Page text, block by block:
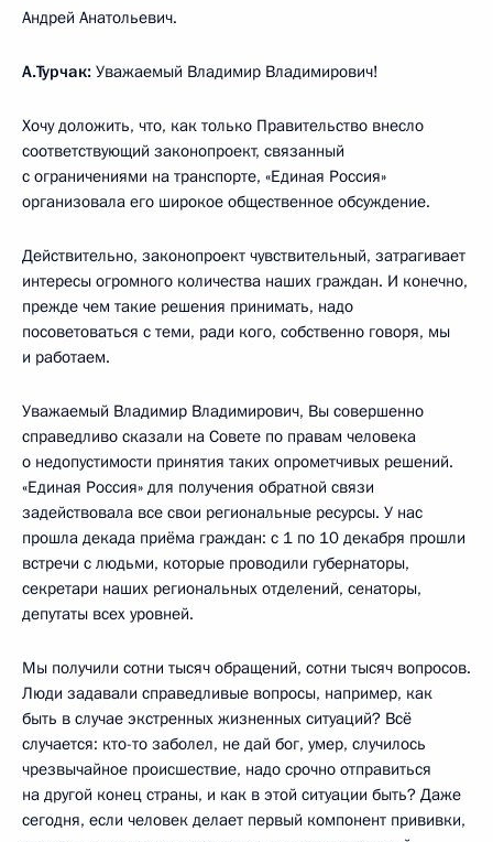
Андрей Анатольевич.
А.Турчак: Уважаемый Владимир Владимирович!
Хочу доложить, что, как только Правительство внесло
соответствующий законопроект, связанный
с ограничениями на транспорте, «Единая Россия»
организовала его широкое общественное обсуждение.
Действительно, законопроект чувствительный, затрагивает
интересы огромного количества наших граждан. И конечно,
прежде чем такие решения принимать, надо
посоветоваться с теми, ради кого, собственно говоря, мы
и работаем.
Уважаемый Владимир Владимирович, Вы совершенно
справедливо сказали на Совете по правам человека
о недопустимости принятия таких опрометчивых решений.
«Единая Россия» для получения обратной связи
задействовала все свои региональные ресурсы. У нас
прошла декада приёма граждан: с 1 по 10 декабря прошли
встречи с людьми, которые проводили губернаторы,
секретари наших региональных отделений, сенаторы,
депутаты всех уровней.
Мы получили сотни тысяч обращений, сотни тысяч вопросов.
Люди задавали справедливые вопросы, например, как
быть в случае экстренных жизненных ситуаций? Всё
случается: кто-то заболел, не дай бог, умер, случилось
чрезвычайное происшествие, надо срочно отправиться
на другой конец страны, и как в этой ситуации быть? Даже
сегодня, если человек делает первый компонент прививки,